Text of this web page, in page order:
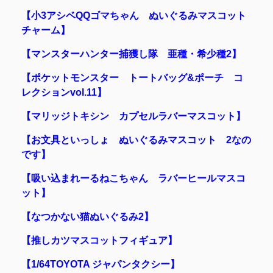
【小3アシベQQゴマちゃん ぬいぐるみマスコット
チャーム】
【マンスターハンター捕獲し隊 亜種・希少種2】
【ポケットモンスター トートバッグ&ポーチ コ
レクションvol.11】
【マリッジトキシン カプセルラバーマスコット】
【お文具といっしょ ぬいぐるみマスコット 2なの
です】
【吸い込まれーるねこちゃん ラバーヒールマスコ
ット】
【なつかない猫ぬいぐるみ2】
【推しカツマスコットフィギュア】
【1/64TOYOTA ジャパンタクシー】